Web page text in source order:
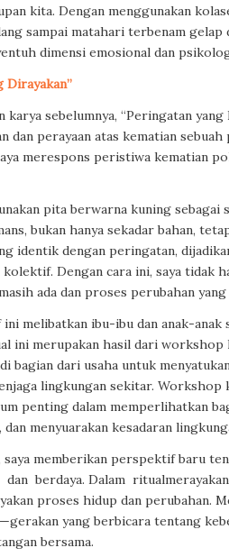
kita. Dengan menggunakan
sampai matahari terbenam gelap
dimensi emosional dan
Dirayakan”
karya sebelumnya, “Peringatan
dan perayaan atas kematian
merespons peristiwa kematian
pita berwarna kuning sebagai
bukan hanya sekadar bahan,
identik dengan peringatan,
Dengan cara ini, saya tidak
ada dan proses perubahan
melibatkan ibu-ibu dan anak-
ini merupakan hasil dari workshop
bagian dari usaha untuk
lingkungan sekitar.
penting dalam memperlihatkan
menyuarakan kesadaran
saya memberikan perspektif baru
dan berdaya. Dalam
proses hidup dan perubahan.
yang berbicara tentang
bersama.